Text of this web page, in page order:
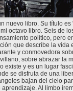
nuevo libro. Su título
octavo libro. Seis de
político, pero
que describe la vida
y conmovedora
sobre abrazar la
existe y es un lugar
se disfruta de una
bajan del cielo
Al limbo